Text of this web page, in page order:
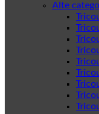
Alte